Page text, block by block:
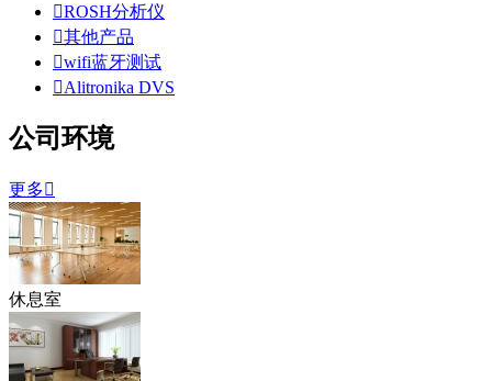
ROSH分析仪
其他产品
wifi蓝牙测试
Alitronika DVS
公司环境
更多
休息室